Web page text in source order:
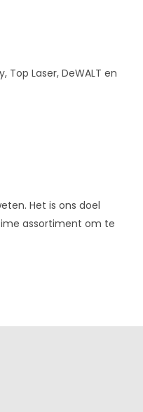
Laser, DeWALT en
Het is ons doel
assortiment om te